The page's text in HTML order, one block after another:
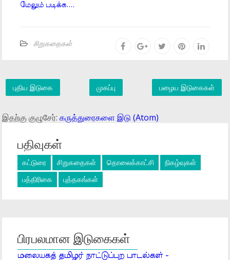
மேலும் படிக்க....
சிறுகதைகள்
புதிய இடுகை பழைய இடுகைகள்
முகப்பு
இதற்கு குழுசேர்:கருத்துரைகளை இடு (Atom)
பதிவுகள்
கட்டுரை சிறுகதைகள் தொலைக்காட்சி
நிகழ்வுகள்
பத்திரிகை
புத்தகங்கள்
பிரபலமான இடுகைகள்
மலையகத் தமிழர் நாட்டுப்புற பாடல்கள் -